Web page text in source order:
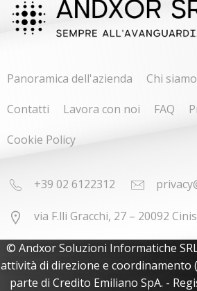
Panoramica dell'azienda Chi siamo
Contatti
Lavora con noi FAQ
Cookie Policy
+39 02 6122312
via F.lli Gracchi, 27 – 20092
© Andxor Soluzioni Informatiche
attività di direzione e coordinamento
parte di Credito Emiliano SpA. -